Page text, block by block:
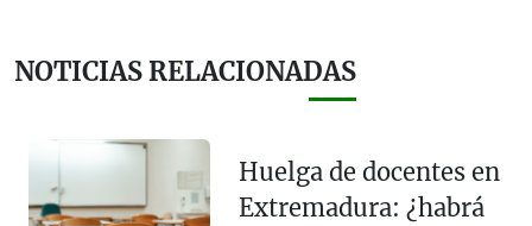
NOTICIAS RELACIONADAS
Huelga de docentes en
Extremadura: ¿habrá